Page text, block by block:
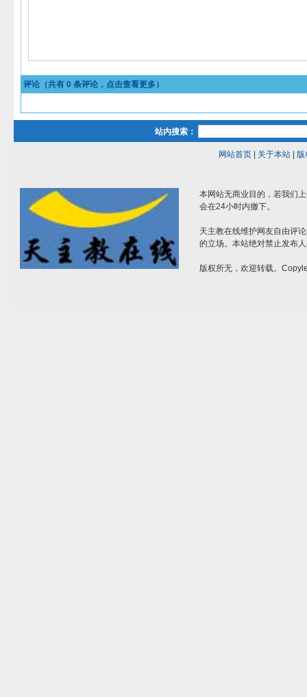
评论（共有 0 条评论，点击查看更多）
站内搜索：
网站首页| 关于本站| 版
本网站无商业目的，若我们
会在24小时内撤下。
天主教在线维护网友自由评
的立场。本站绝对禁止发布
版权所无，欢迎转载。